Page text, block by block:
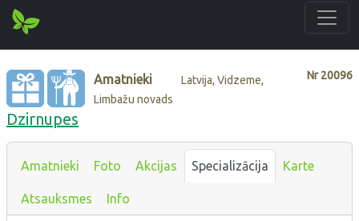
Nr20096
Amatnieki
Latvija, Vidzeme,
Limbažu novads
Dzirnupes
Amatnieki Foto Akcijas Specializācija Karte
Atsauksmes Info